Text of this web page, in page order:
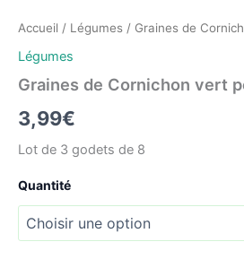
Accueil / Légumes / Graines de
Légumes
Graines de Cornichon vert
3,99€
Lot de 3 godets de 8
Quantité